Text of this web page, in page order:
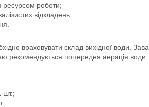
ресурсом роботи;
відкладень;
враховувати склад вихідної води.
рекомендується попередня аерація води.
шт.;